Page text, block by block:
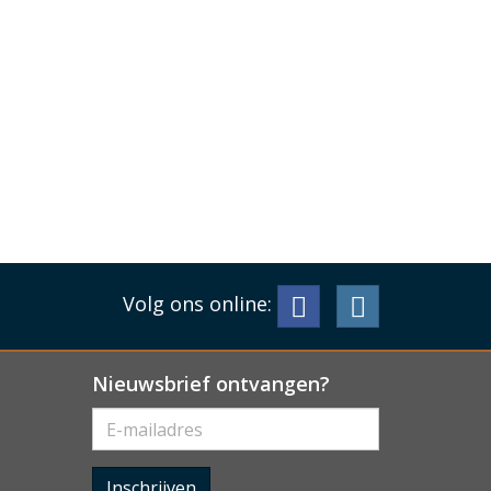
Volg ons online:
Nieuwsbrief ontvangen?